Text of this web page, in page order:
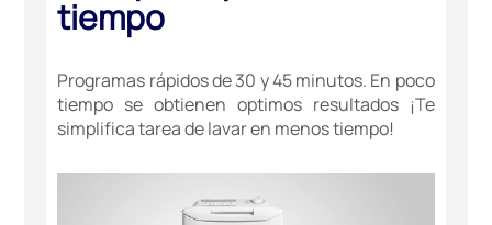
tiempo
Programas rápidos de 30 y 45 minutos. En poco
tiempo se obtienen optimos resultados ¡Te
simplifica tarea de lavar en menos tiempo!